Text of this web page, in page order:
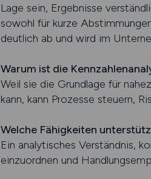
Lage sein, Ergebnisse
sowohl für kurze
deutlich ab und wird im
Warum ist die
Weil sie die Grundlage für
kann, kann Prozesse steuern,
Welche Fähigkeiten
Ein analytisches Verständnis,
einzuordnen und